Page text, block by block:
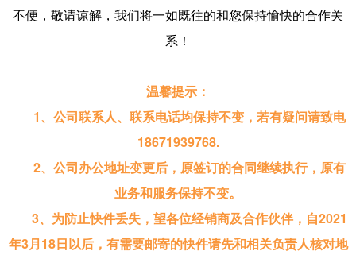
不便，敬请谅解，我们将一如既往的和您保持愉快的合作关
系！
温馨提示：
1、公司联系人、联系电话均保持不变，若有疑问请致电
18671939768.
2、公司办公地址变更后，原签订的合同继续执行，原有
业务和服务保持不变。
3、为防止快件丢失，望各位经销商及合作伙伴，自2021
年3月18日以后，有需要邮寄的快件请先和相关负责人核对地